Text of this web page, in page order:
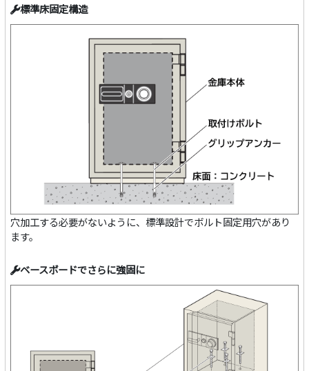
標準床固定構造
穴加工する必要がないように、標準設計でボルト固定用穴があり
ます。
ベースボードでさらに強固に